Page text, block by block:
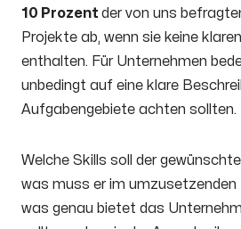
10 Prozent der von uns
Projekte ab, wenn sie keine
enthalten. Für Unternehmen
unbedingt auf eine klare
Aufgabengebiete achten sollten.
Welche Skills soll der
was muss er im umzusetzenden
was genau bietet das